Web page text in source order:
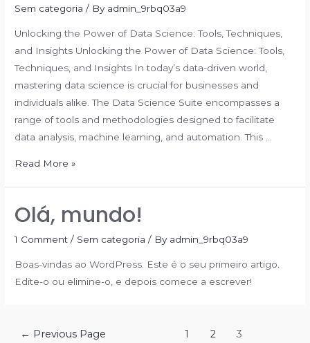
Sem categoria / By admin_9rbq03a9
Unlocking the Power of Data Science: Tools, Techniques,
and Insights Unlocking the Power of Data Science: Tools,
Techniques, and Insights In today’s data-driven world,
mastering data science is crucial for businesses and
individuals alike. The Data Science Suite encompasses a
range of tools and methodologies designed to facilitate
data analysis, machine learning, and automation. This …
Unlocking
of
Tools,
Techniques,
Read More »
Olá, mundo!
1 Comment / Sem categoria / By admin_9rbq03a9
Boas-vindas ao WordPress. Este é o seu primeiro artigo.
Edite-o ou elimine-o, e depois comece a escrever!
Paginação
← Previous Page 1 2 3